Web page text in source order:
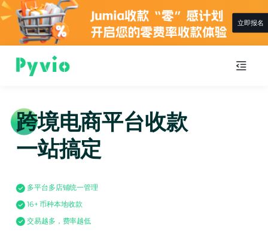
立即报名
跨境电商平台收款
一站搞定
多平台多店铺统一管理
16+ 币种本地收款
交易越多，费率越低